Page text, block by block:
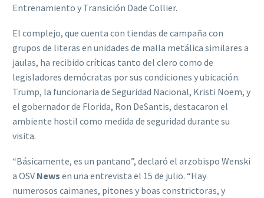
Entrenamiento y Transición Dade Collier.
El complejo, que cuenta con tiendas de campaña con
grupos de literas en unidades de malla metálica similares a
jaulas, ha recibido críticas tanto del clero como de
legisladores demócratas por sus condiciones y ubicación.
Trump, la funcionaria de Seguridad Nacional, Kristi Noem, y
el gobernador de Florida, Ron DeSantis, destacaron el
ambiente hostil como medida de seguridad durante su
visita.
“Básicamente, es un pantano”, declaró el arzobispo Wenski
a OSV News en una entrevista el 15 de julio. “Hay
numerosos caimanes, pitones y boas constrictoras, y